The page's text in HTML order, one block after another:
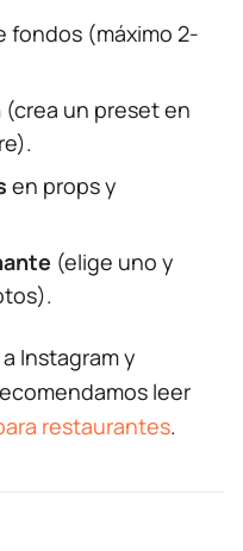
fondos (máximo 2-
(crea un preset en
en props y
(elige uno y
Instagram y
leer
restaurantes.